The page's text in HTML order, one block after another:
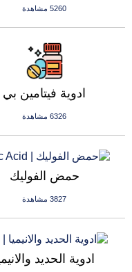
5260 مشاهدة
ادوية فيتامين بي
6326 مشاهدة
حمض الفوليك
3827 مشاهدة
ادوية الحديد